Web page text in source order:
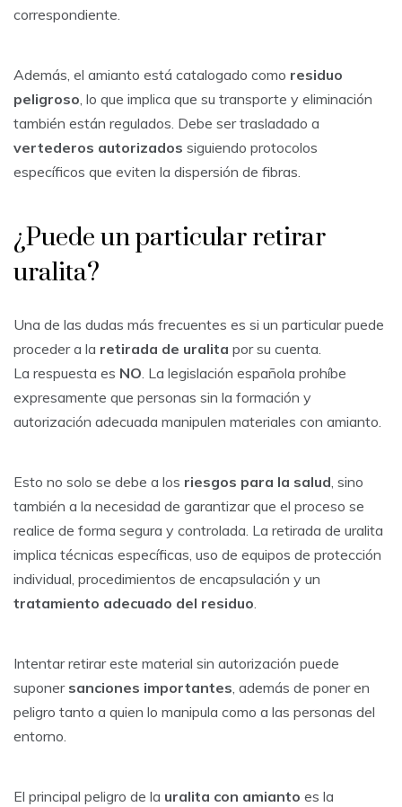
correspondiente.
Además, el amianto está catalogado como residuo
peligroso, lo que implica que su transporte y eliminación
también están regulados. Debe ser trasladado a
vertederos autorizados siguiendo protocolos
específicos que eviten la dispersión de fibras.
¿Puede un particular retirar
uralita?
Una de las dudas más frecuentes es si un particular puede
proceder a la retirada de uralita por su cuenta.
La respuesta es NO. La legislación española prohíbe
expresamente que personas sin la formación y
autorización adecuada manipulen materiales con amianto.
Esto no solo se debe a los riesgos para la salud, sino
también a la necesidad de garantizar que el proceso se
realice de forma segura y controlada. La retirada de uralita
implica técnicas específicas, uso de equipos de protección
individual, procedimientos de encapsulación y un
tratamiento adecuado del residuo.
Intentar retirar este material sin autorización puede
suponer sanciones importantes, además de poner en
peligro tanto a quien lo manipula como a las personas del
entorno.
El principal peligro de la uralita con amianto es la